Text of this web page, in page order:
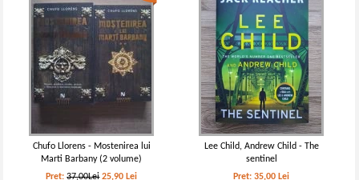
Chufo Llorens - Mostenirea lui
Marti Barbany (2 volume)
Pret:37,00Lei 25,90 Lei
Lee Child, Andrew Child - The
sentinel
Pret:35,00 Lei